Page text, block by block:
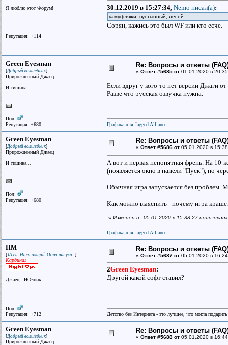
Я люблю этот Форум!
Репутация: +114
30.12.2019 в 15:27:34, Nemo писал(a):
камуфляжи- пустынный, леснй
Сорян, кажись это был WF или кто есче.
Green Eyesman
[Добрый волшебник]
Прирожденный Джаец
И тишина...
Пол:
Репутация: +680
Re: Вопросы и ответы
« Ответ #5685 от 01.01.2020 в
Если вдруг у кого-то нет версии Джаги
Разве что русская озвучка нужна.
Графика для Jagged Alliance
Green Eyesman
[Добрый волшебник]
Прирожденный Джаец
И тишина...
Пол:
Репутация: +680
Re: Вопросы и ответы
« Ответ #5686 от 05.01.2020 в
А вот и первая непонятная френь. На 10-
(появляется окно в панели "Пуск"), но
Обычная игра запускается без проблем.
Как можно выяснить - почему игра
« Изменён в : 05.01.2020 в 15:38:27
Графика для Jagged Alliance
ПМ
[JA'ец. Настоящий. Одна штука :]
Кардинал
Джаец - НОчник
Пол:
Репутация: +712
Re: Вопросы и ответы
« Ответ #5687 от 05.01.2020 в
2Green Eyesman:
Другой какой софт ставил?
Детство без Интернета - это лучшее, что могла
Green Eyesman
[Добрый волшебник]
Прирожденный Джаец
Re: Вопросы и ответы
« Ответ #5688 от 05.01.2020 в